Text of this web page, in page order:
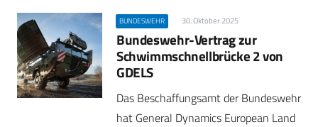
BUNDESWEHR 30. Oktober 2025
Bundeswehr-Vertrag zur
Schwimmschnellbrücke 2 von
GDELS
Das Beschaffungsamt der Bundeswehr
hat General Dynamics European Land